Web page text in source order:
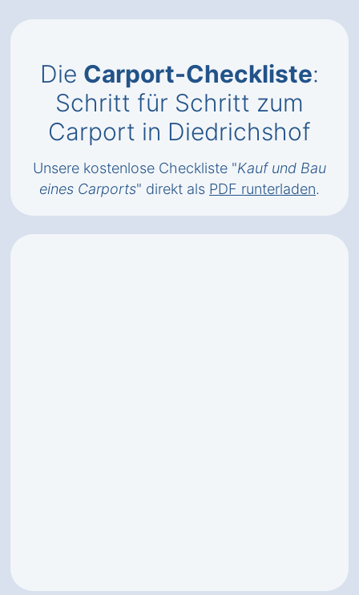
Die Carport-Checkliste:
Schritt für Schritt zum
Carport in Diedrichshof
Unsere kostenlose Checkliste "Kauf und Bau
eines Carports" direkt als PDF runterladen.